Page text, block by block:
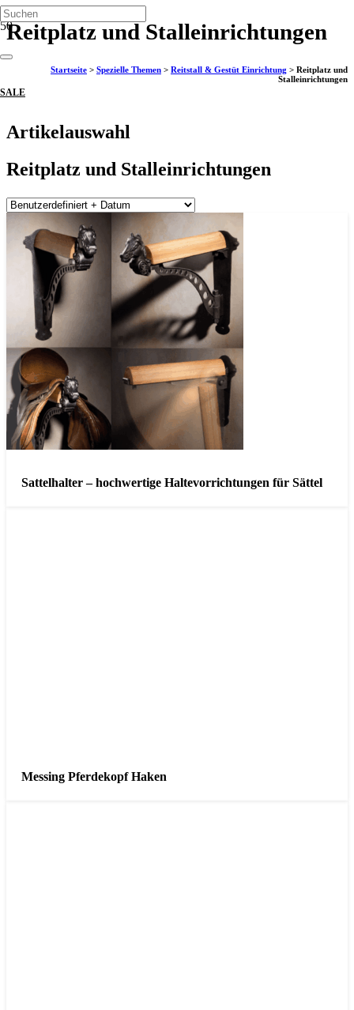
SALE
Reitplatz und Stalleinrichtungen
Startseite > Spezielle Themen > Reitstall & Gestüt Einrichtung > Reitplatz und
Stalleinrichtungen
Artikelauswahl
Reitplatz und Stalleinrichtungen
Sattelhalter – hochwertige Haltevorrichtungen für Sättel
Messing Pferdekopf Haken